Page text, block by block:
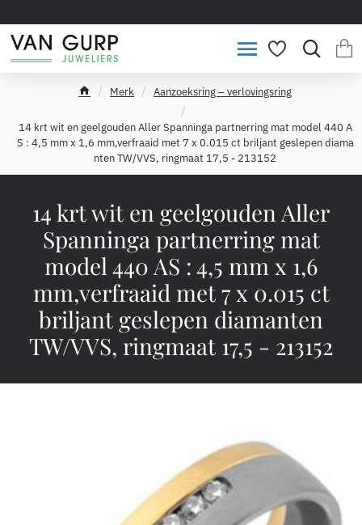
14 krt wit en geelgouden Aller
Spanninga partnerring mat
model 440 AS : 4,5 mm x 1,6
mm,verfraaid met 7 x 0.015 ct
briljant geslepen diamanten
TW/VVS, ringmaat 17,5 - 213152
m
e
Merk Aanzoeksring – verlovingsring
14 krt wit en geelgouden Aller Spanninga partnerring mat model 440 A
S : 4,5 mm x 1,6 mm,verfraaid met 7 x 0.015 ct briljant geslepen diama
nten TW/VVS, ringmaat 17,5 - 213152